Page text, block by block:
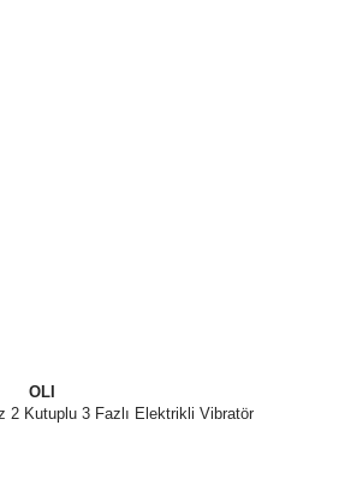
OLI
2 Kutuplu 3 Fazlı Elektrikli Vibratör